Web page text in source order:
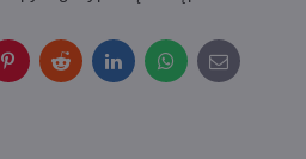
PinterestRedditLinkedInWhatsApp
E-
mail